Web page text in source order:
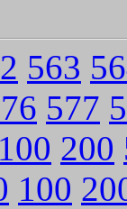
563
577
100 200
100